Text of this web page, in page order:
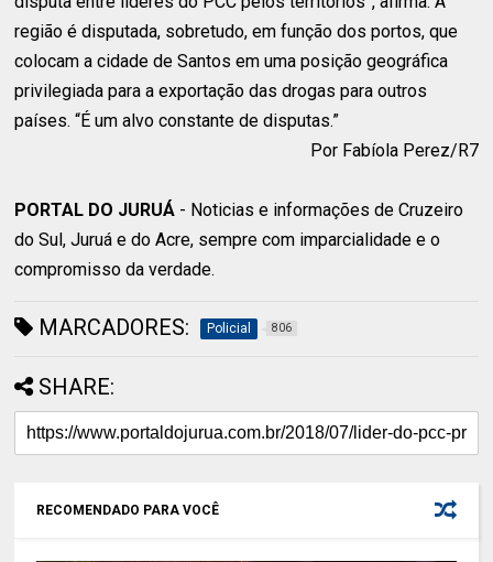
região é disputada, sobretudo, em função dos portos, que
colocam a cidade de Santos em uma posição geográfica
privilegiada para a exportação das drogas para outros
países. “É um alvo constante de disputas.”
Por Fabíola Perez/R7
PORTAL DO JURUÁ - Noticias e informações de Cruzeiro
do Sul, Juruá e do Acre, sempre com imparcialidade e o
compromisso da verdade.
MARCADORES: Policial 806
SHARE:
RECOMENDADO PARA VOCÊ